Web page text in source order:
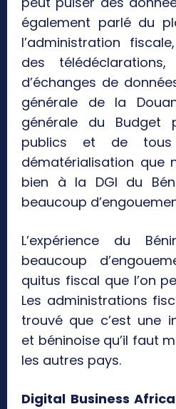
également parlé du
l’administration
des
d’échanges de
générale de la
générale du Budget
publics et de
dématérialisation que
bien à la DGI du
beaucoup
L’expérience du
beaucoup
quitus fiscal que l’on
Les administrations
trouvé que c’est une
et béninoise qu’il faut
les autres pays.
Digital Business